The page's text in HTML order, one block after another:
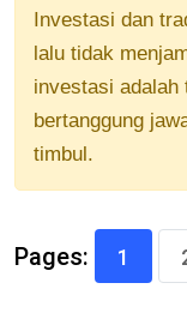
Investasi dan
lalu tidak
investasi adalah
bertanggung
timbul.
Pages: 1